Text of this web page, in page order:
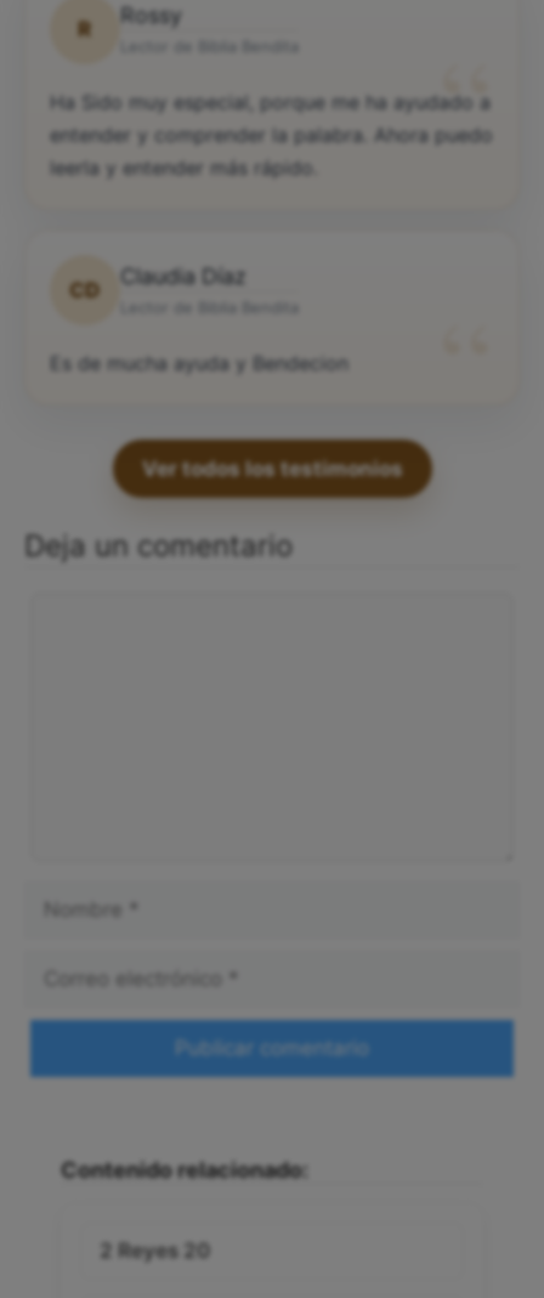
R
Rossy
“
Ha Sido muy especial, porque me ha ayudado a
entender y comprender la palabra. Ahora puedo
leerla y entender más rápido.
CD
Claudia Díaz
Es de mucha ayuda y Bendecion
Ver todos los testimonios
Deja un comentario
Contenido relacionado:
2 Reyes 20